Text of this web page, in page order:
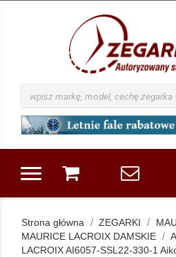
Strona główna ZEGARKI
MAURICE LACROIX DAMSKIE
LACROIX AI6057-SSL22-330-1